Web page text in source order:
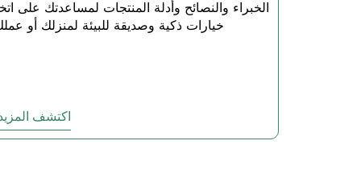
- يوفر
أضواء الأمن
الخبراء والنصائح وأدلة المنتجات لمساعدتك على
خيارات ذكية وصديقة للبيئة لمنزلك أو
اكتشف